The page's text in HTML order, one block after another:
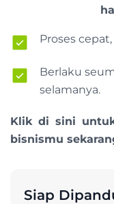
Proses
Berlaku
selamanya.
Klik di sini
bisnismu
Siap